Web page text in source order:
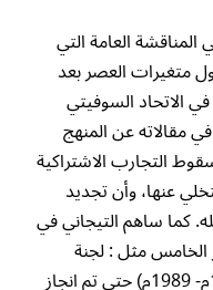
العامة التي
متغيرات العصر بعد
الاتحاد السوفيتي
مقالاته عن المنهج
التجارب الاشتراكية
عنها، وأن تجديد
كما ساهم التيجاني في
الخامس مثل : لجنة
الدستور في الفترة ( 1988م- 1989م) حتي تم انجاز